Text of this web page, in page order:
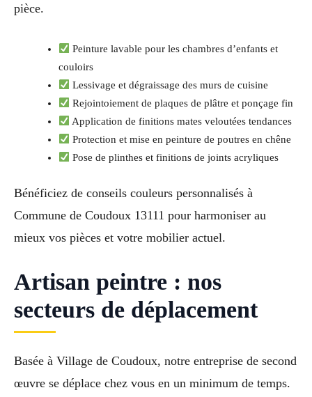
pièce.
Peinture lavable pour les chambres d’enfants et
couloirs
Lessivage et dégraissage des murs de cuisine
Rejointoiement de plaques de plâtre et ponçage fin
Application de finitions mates veloutées tendances
Protection et mise en peinture de poutres en chêne
Pose de plinthes et finitions de joints acryliques
Bénéficiez de conseils couleurs personnalisés à
Commune de Coudoux 13111 pour harmoniser au
mieux vos pièces et votre mobilier actuel.
Artisan peintre : nos
secteurs de déplacement
Basée à Village de Coudoux, notre entreprise de second
œuvre se déplace chez vous en un minimum de temps.